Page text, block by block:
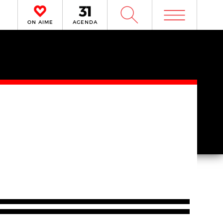
ON AIME AGENDA W m